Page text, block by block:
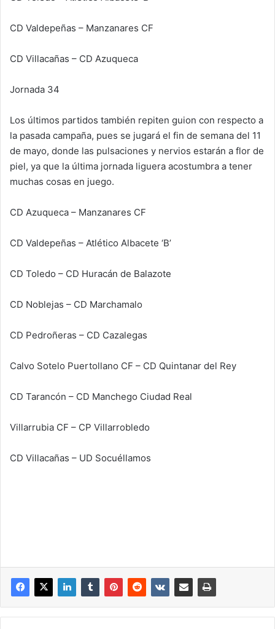
CD Valdepeñas – Manzanares CF
CD Villacañas – CD Azuqueca
Jornada 34
Los últimos partidos también repiten guion con respecto a
la pasada campaña, pues se jugará el fin de semana del 11
de mayo, donde las pulsaciones y nervios estarán a flor de
piel, ya que la última jornada liguera acostumbra a tener
muchas cosas en juego.
CD Azuqueca – Manzanares CF
CD Valdepeñas – Atlético Albacete ‘B’
CD Toledo – CD Huracán de Balazote
CD Noblejas – CD Marchamalo
CD Pedroñeras – CD Cazalegas
Calvo Sotelo Puertollano CF – CD Quintanar del Rey
CD Tarancón – CD Manchego Ciudad Real
Villarrubia CF – CP Villarrobledo
CD Villacañas – UD Socuéllamos